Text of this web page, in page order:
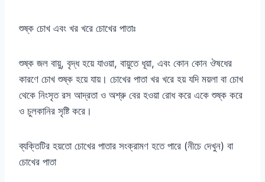
শুষ্ক চোখ এবং খর খরে চোখের পাতাঃ
শুষ্ক জল বায়ু, বৃদ্ধ হয়ে যাওয়া, বায়ুতে ধূয়া, এবং কোন কোন ঔষধের
কারণে চোখ শুষ্ক হয়ে যায়। চোখের পাতা খর খরে হয় যদি ময়লা বা চোখ
থেকে নিংসৃত রস আদ্রতা ও অশ্রু বের হওয়া রোধ করে একে শুষ্ক করে
ও চুলকানির সৃষ্টি করে।
ব্যক্তিটির হয়তো চোখের পাতার সংক্রামণ হতে পারে (নীচে দেখুন) বা
চোখের পাতা